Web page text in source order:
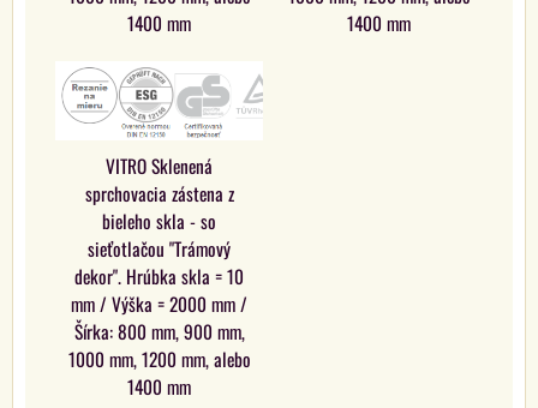
1400 mm
1400 mm
VITRO Sklenená
sprchovacia zástena z
bieleho skla - so
sieťotlačou "Trámový
dekor". Hrúbka skla = 10
mm / Výška = 2000 mm /
Šírka: 800 mm, 900 mm,
1000 mm, 1200 mm, alebo
1400 mm